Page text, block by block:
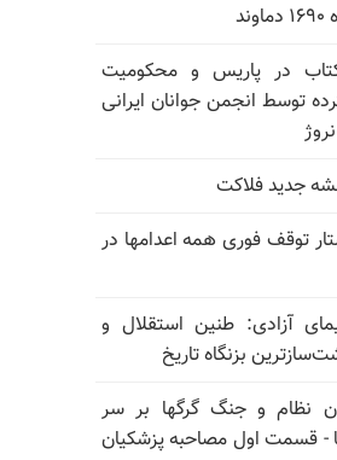
کتاب در پاریس و محکومیت
توسط انجمن جوانان ایرانی
جدید فلاکت
توقف فوری همه اعدامها در
آزادی: طنین استقلال و
بزنگاه تاریخ
نظام و جنگ گرگها بر سر
- قسمت اول مصاحبه پزشکیان